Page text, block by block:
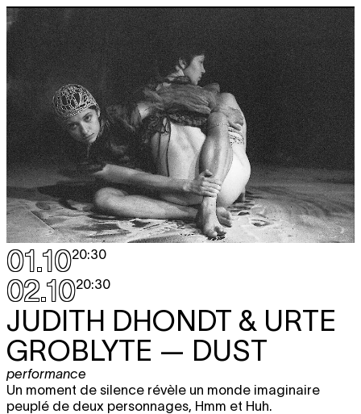
01.1020:30
02.1020:30
JUDITH DHONDT & URTE
GROBLYTE — DUST
performance
Un moment de silence révèle un monde imaginaire
peuplé de deux personnages, Hmm et Huh.